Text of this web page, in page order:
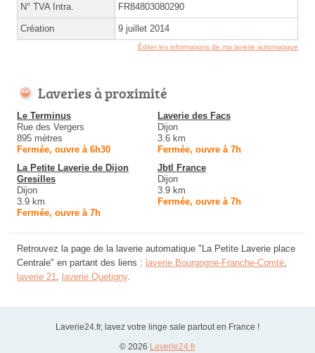
N° TVA Intra. FR84803080290
Création 9 juillet 2014
Éditer les informations de ma laverie automatique
Laveries à proximité
Le Terminus
Rue des Vergers
895 mètres
Fermée, ouvre à 6h30
Laverie des Facs
Dijon
3.6 km
Fermée, ouvre à 7h
La Petite Laverie de Dijon
Gresilles
Dijon
3.9 km
Fermée, ouvre à 7h
Jbtl France
Dijon
3.9 km
Fermée, ouvre à 7h
Retrouvez la page de la laverie automatique "La Petite Laverie place
Centrale" en partant des liens : laverie Bourgogne-Franche-Comté
laverie 21
laverie Quetigny.
Laverie24.fr, lavez votre linge sale partout en France !
© 2026 Laverie24.fr